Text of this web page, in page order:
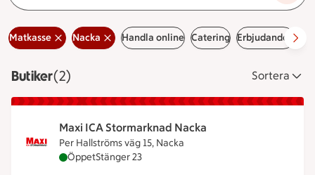
Matkasse Nacka Handla online Catering Erbjudanden
ButikerVisar 2 stycken
(2) Sortera
Maxi ICA Stormarknad Nacka
Per Hallströms väg 15, Nacka
Maxi ICA Stormarknad Nacka är öppen nu,
ÖppetStänger 23